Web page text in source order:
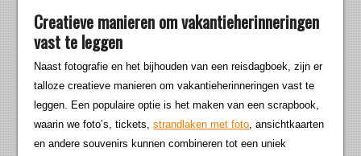
Creatieve manieren om vakantieherinneringen
vast te leggen
Naast fotografie en het bijhouden van een reisdagboek, zijn er
talloze creatieve manieren om vakantieherinneringen vast te
leggen. Een populaire optie is het maken van een scrapbook,
waarin we foto’s, tickets,strandlaken met foto, ansichtkaarten
en andere souvenirs kunnen combineren tot een uniek